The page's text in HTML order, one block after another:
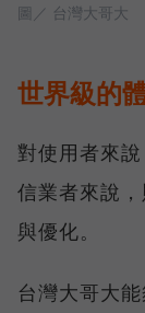
圖／ 台灣大哥大
世界級的
對使用者來
信業者來說
與優化。
台灣大哥大